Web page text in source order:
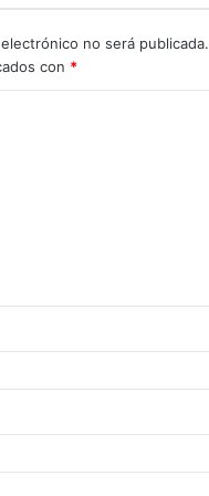
en La Rioja.
no será publicada.
con *